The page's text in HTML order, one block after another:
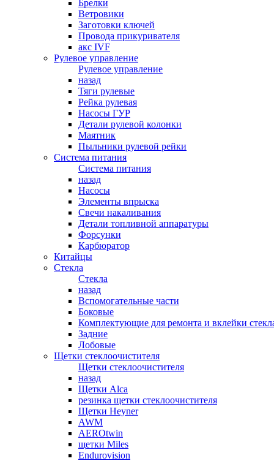
Брелки
Ветровики
Заготовки ключей
Провода прикуривателя
акс IVF
Рулевое управление
Рулевое управление
назад
Тяги рулевые
Рейка рулевая
Насосы ГУР
Детали рулевой колонки
Маятник
Пыльники рулевой рейки
Система питания
Система питания
назад
Насосы
Элементы впрыска
Свечи накаливания
Детали топливной аппаратуры
Форсунки
Карбюратор
Китайцы
Стекла
Стекла
назад
Вспомогательные части
Боковые
Комплектующие для ремонта и вклейки
Задние
Лобовые
Щетки стеклоочистителя
Щетки стеклоочистителя
назад
Щетки Alca
резинка щетки стеклоочистителя
Щетки Heyner
AWM
AEROtwin
щетки Miles
Endurovision